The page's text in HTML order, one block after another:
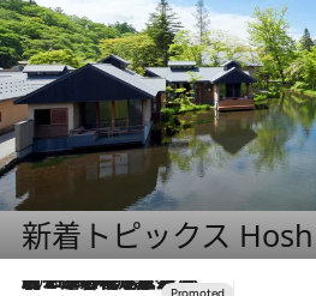
新着トピックス
2026.8.7
【トンボの足水浴】ヒノキの香りに包まれて涼感マックス！約13℃の湧水かけ流しを避暑地「星野温泉 トンボの湯」で体験